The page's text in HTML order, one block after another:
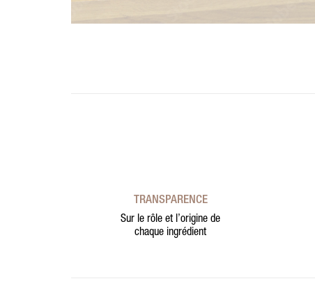
TRANSPARENCE
Sur le rôle et l’origine de
chaque ingrédient